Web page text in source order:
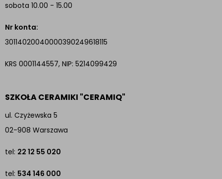
sobota 10.00 - 15.00
Nr konta:
30114020040000390249618115
KRS 0001144557, NIP: 5214099429
SZKOŁA CERAMIKI "CERAMIQ"
ul. Czyżewska 5
02-908 Warszawa
tel: 22 12 55 020
tel: 534 146 000